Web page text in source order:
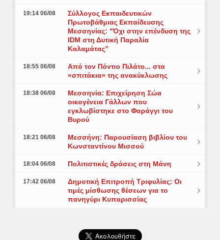
19:14 06/08
Σύλλογος Εκπαιδευτικών
Πρωτοβάθμιας Εκπαίδευσης
Μεσσηνίας: "Όχι στην επένδυση της
IDM στη Δυτική Παραλία
Καλαμάτας”
18:55 06/08
Από τον Πόντιο Πιλάτο... στα
«σπιτάκια» της ανακύκλωσης
18:38 06/08
Μεσσηνία: Επιχείρηση Σώα
οικογένεια Γάλλων που
εγκλωβίστηκε στο Φαράγγι του
Βυρού
18:21 06/08
Μεσσήνη: Παρουσίαση βιβλίου του
Κωνσταντίνου Μισσού
18:04 06/08 Πολιτιστικές δράσεις στη Μάνη
17:42 06/08
Δημοτική Επιτροπή Τριφυλίας: Οι
τιμές μίσθωσης θέσεων για το
πανηγύρι Κυπαρισσίας